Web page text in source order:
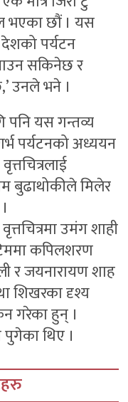
भएका छौं । यस
पर्यटन
सकिनेछ र
उनले भने ।
पनि यस गन्तव्य
पर्यटनको अध्ययन
बुढाथोकीले मिलेर
उमंग शाही
कपिलशरण
र जयनारायण शाह
शिखरका दृश्य
गरेका हुन् ।
थिए ।